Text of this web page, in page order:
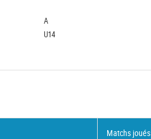
A
U14
Matchs joués